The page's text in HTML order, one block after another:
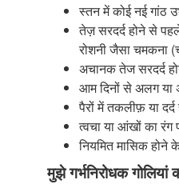
स्तन में कोई नई गांठ
तेज़ सरदर्द होने से
रोशनी जैसा चमकना
अचानक तेज सरदर्द
आम दिनों से अलग या
पैरों में तकलीफ़ या दर्द
त्वचा या आंखों का रंग
नियमित मासिक होने
मुझे गर्भनिरोधक